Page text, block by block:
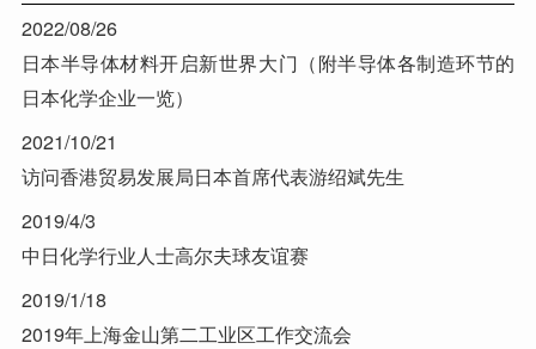
2022/08/26
日本半导体材料开启新世界大门（附半导体各制造环节的
日本化学企业一览）
2021/10/21
访问香港贸易发展局日本首席代表游绍斌先生
2019/4/3
中日化学行业人士高尔夫球友谊赛
2019/1/18
2019年上海金山第二工业区工作交流会